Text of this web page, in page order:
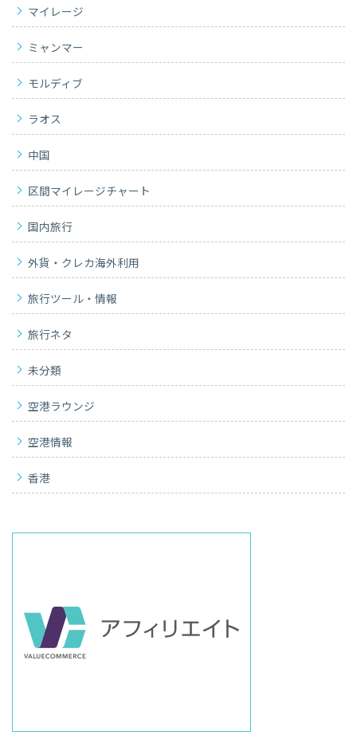
マイレージ
ミャンマー
モルディブ
ラオス
中国
区間マイレージチャート
国内旅行
外貨・クレカ海外利用
旅行ツール・情報
旅行ネタ
未分類
空港ラウンジ
空港情報
香港